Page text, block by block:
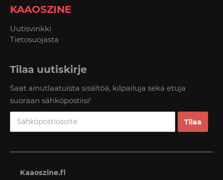
KAAOSZINE
Uutisvinkki
Tietosuojasta
Tilaa uutiskirje
Saat ainutlaatuista sisältöä, kilpailuja sekä etuja
suoraan sähköpostiisi!
Kaaoszine.fi